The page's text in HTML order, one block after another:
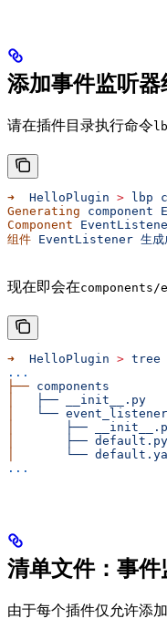
添加事件监听器
请在插件目录执行命令
➜
  HelloPlugin
> lbp
Generating component
Component
组件 EventListener 生成
现在即会在
➜
  HelloPlugin
> tree
...
├── components
├── __init__.py
└── event_listener
     ├──
     ├──
default.py
     └──
...
清单文件：事件
由于每个插件仅允许添